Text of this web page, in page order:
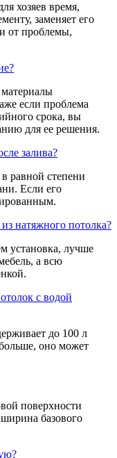
хозяев время,
заменяет его
от проблемы,
если проблема
срока, вы
для ее решения.
залива?
равной степени
Если его
натяжного потолка?
установка, лучше
а всю
с водой
до 100 л
оно может
поверхности
базового